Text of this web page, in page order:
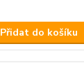
Přidat do košíku